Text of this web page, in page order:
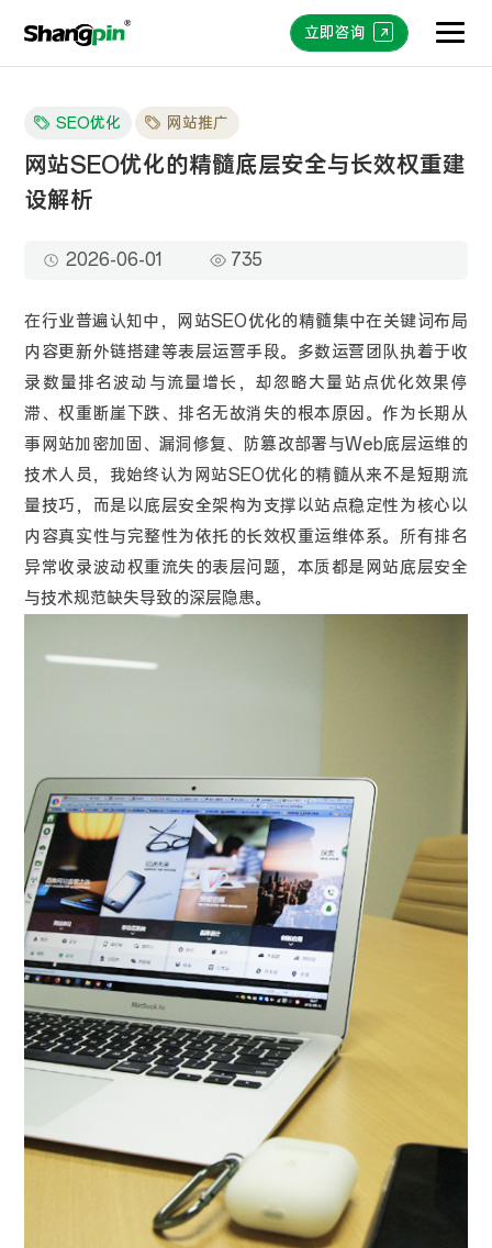
立即咨询
SEO优化 网站推广
网站SEO优化的精髓底层安全与长效权重建
设解析
2026-06-01 735
在行业普遍认知中，网站SEO优化的精髓集中在关键词布局
内容更新外链搭建等表层运营手段。多数运营团队执着于收
录数量排名波动与流量增长，却忽略大量站点优化效果停
滞、权重断崖下跌、排名无故消失的根本原因。作为长期从
事网站加密加固、漏洞修复、防篡改部署与Web底层运维的
技术人员，我始终认为网站SEO优化的精髓从来不是短期流
量技巧，而是以底层安全架构为支撑以站点稳定性为核心以
内容真实性与完整性为依托的长效权重运维体系。所有排名
异常收录波动权重流失的表层问题，本质都是网站底层安全
与技术规范缺失导致的深层隐患。